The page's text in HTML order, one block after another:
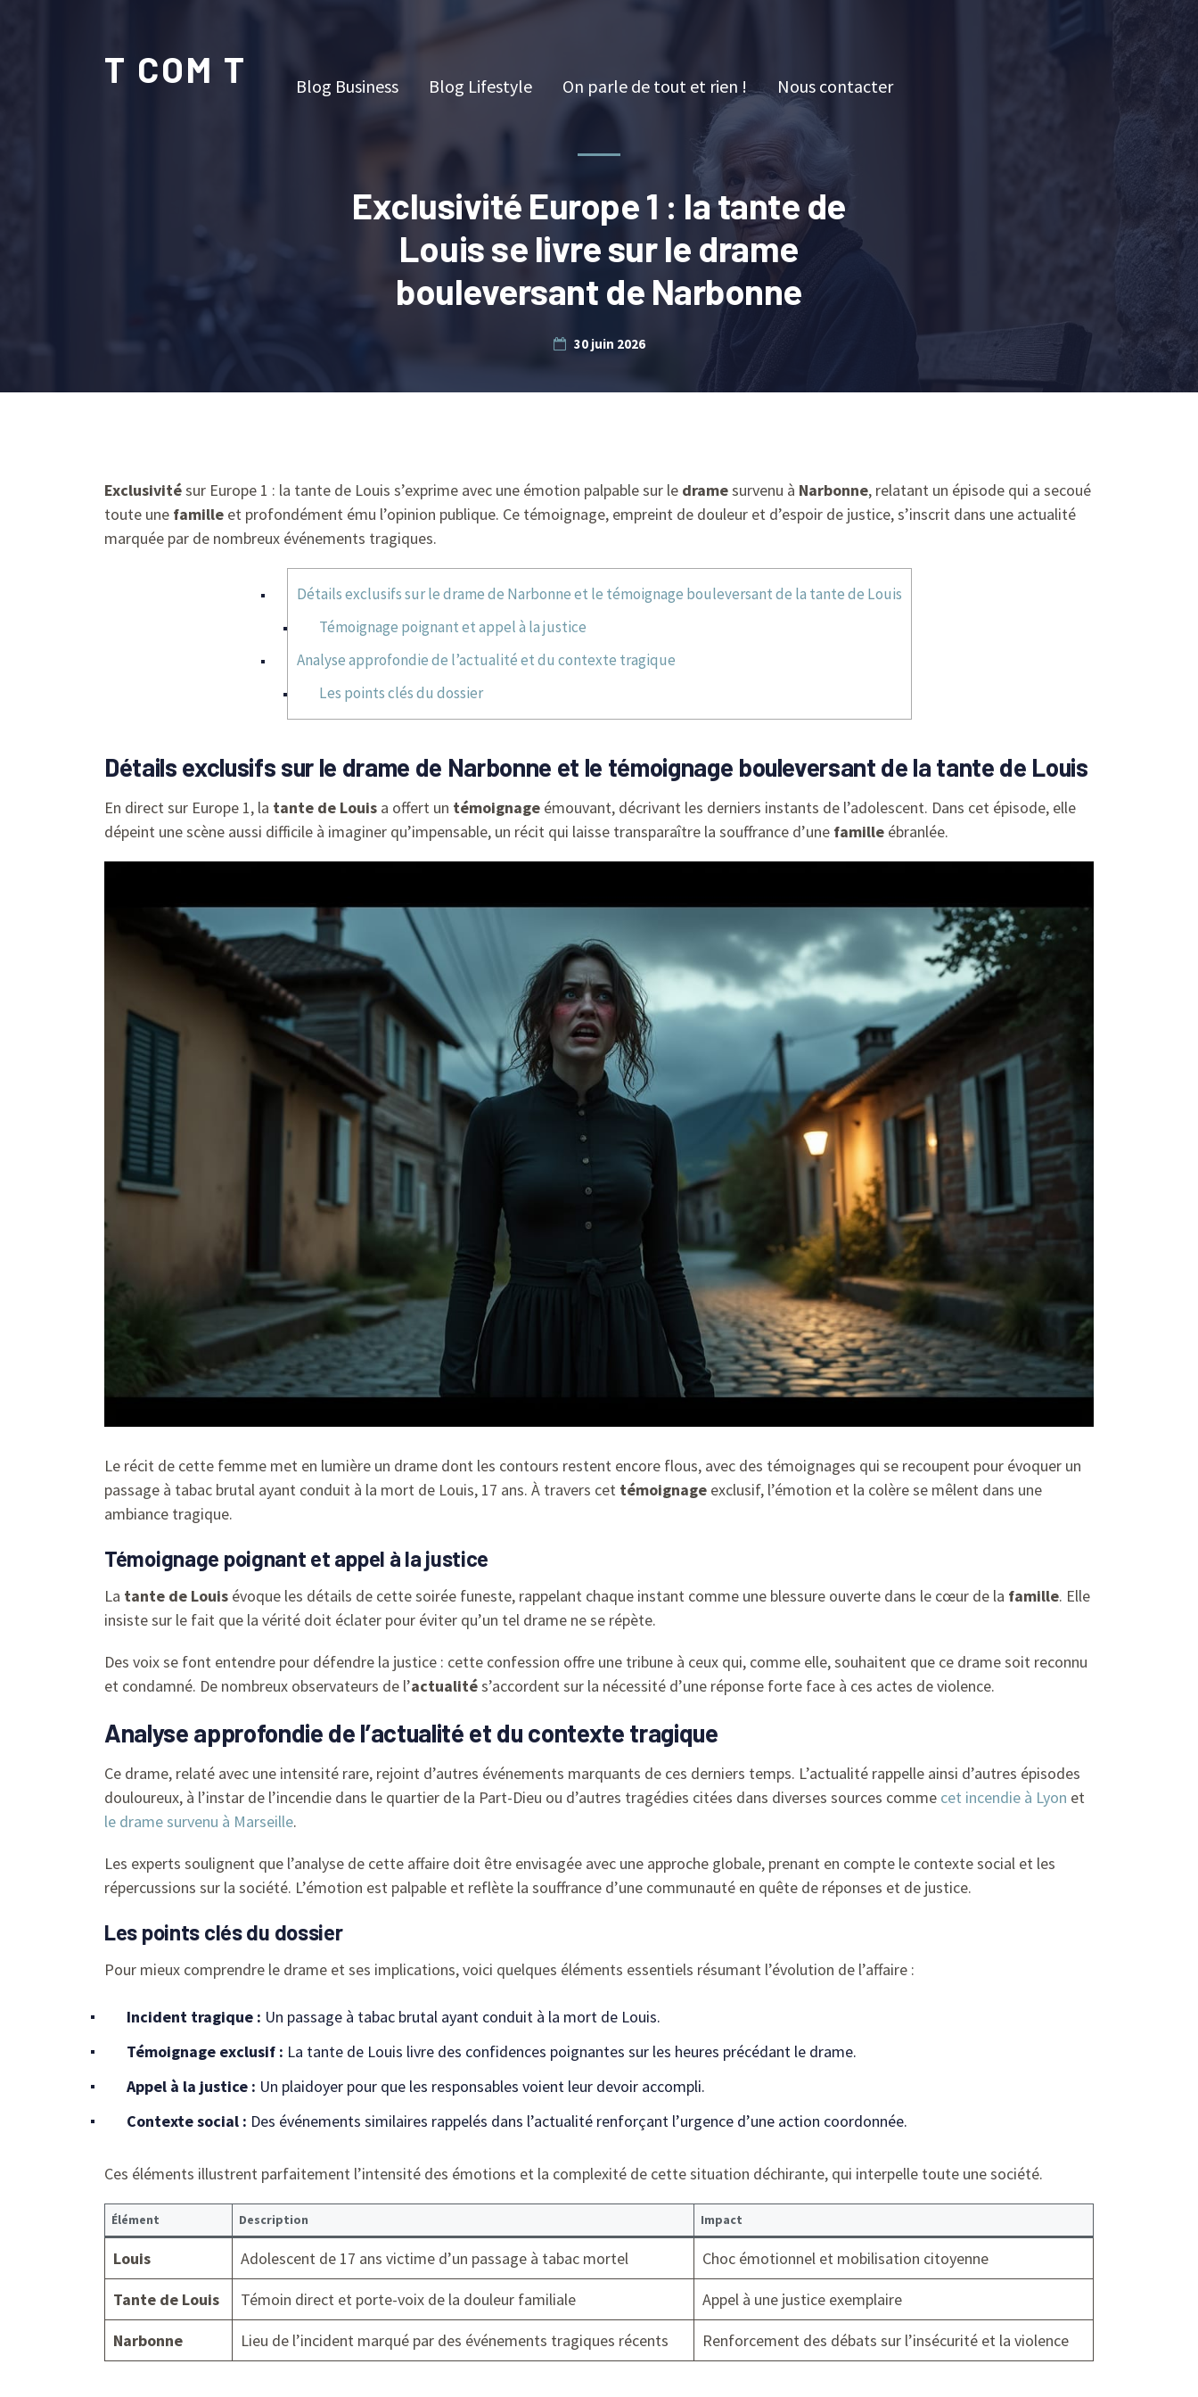
T COM T Blog Business Blog Lifestyle On parle de tout et rien ! Nous contacter
Exclusivité Europe 1 : la tante de
Louis se livre sur le drame
bouleversant de Narbonne
30 juin 2026
Exclusivitésur Europe 1 : la tante de Louis s’exprime avec une émotion palpable sur le dramesurvenu à Narbonne, relatant un épisode qui a secoué
toute une famille et profondément ému l’opinion publique. Ce témoignage, empreint de douleur et d’espoir de justice, s’inscrit dans une actualité
marquée par de nombreux événements tragiques.
Détails exclusifs sur le drame de Narbonne et le témoignage bouleversant de la tante de Louis
Témoignage poignant et appel à la justice
Analyse approfondie de l’actualité et du contexte tragique
Les points clés du dossier
Détails exclusifs sur le drame de Narbonne et le témoignage bouleversant de la tante de Louis
En direct sur Europe 1, la tante de Louis a offert un témoignage émouvant, décrivant les derniers instants de l’adolescent. Dans cet épisode, elle
dépeint une scène aussi difficile à imaginer qu’impensable, un récit qui laisse transparaître la souffrance d’une famille ébranlée.
Le récit de cette femme met en lumière un drame dont les contours restent encore flous, avec des témoignages qui se recoupent pour évoquer un
passage à tabac brutal ayant conduit à la mort de Louis, 17 ans. À travers cet témoignage exclusif, l’émotion et la colère se mêlent dans une
ambiance tragique.
Témoignage poignant et appel à la justice
La tante de Louis évoque les détails de cette soirée funeste, rappelant chaque instant comme une blessure ouverte dans le cœur de la famille. Elle
insiste sur le fait que la vérité doit éclater pour éviter qu’un tel drame ne se répète.
Des voix se font entendre pour défendre la justice : cette confession offre une tribune à ceux qui, comme elle, souhaitent que ce drame soit reconnu
et condamné. De nombreux observateurs de l’actualités’accordent sur la nécessité d’une réponse forte face à ces actes de violence.
Analyse approfondie de l’actualité et du contexte tragique
Ce drame, relaté avec une intensité rare, rejoint d’autres événements marquants de ces derniers temps. L’actualité rappelle ainsi d’autres épisodes
douloureux, à l’instar de l’incendie dans le quartier de la Part-Dieu ou d’autres tragédies citées dans diverses sources comme cet incendie à Lyon et
le drame survenu à Marseille.
Les experts soulignent que l’analyse de cette affaire doit être envisagée avec une approche globale, prenant en compte le contexte social et les
répercussions sur la société. L’émotion est palpable et reflète la souffrance d’une communauté en quête de réponses et de justice.
Les points clés du dossier
Pour mieux comprendre le drame et ses implications, voici quelques éléments essentiels résumant l’évolution de l’affaire :
Incident tragique : Un passage à tabac brutal ayant conduit à la mort de Louis.
Témoignage exclusif : La tante de Louis livre des confidences poignantes sur les heures précédant le drame.
Appel à la justice : Un plaidoyer pour que les responsables voient leur devoir accompli.
Contexte social : Des événements similaires rappelés dans l’actualité renforçant l’urgence d’une action coordonnée.
Ces éléments illustrent parfaitement l’intensité des émotions et la complexité de cette situation déchirante, qui interpelle toute une société.
Élément Description Impact
Louis Adolescent de 17 ans victime d’un passage à tabac mortel
Choc émotionnel et mobilisation citoyenne
Tante de Louis
Témoin direct et porte-voix de la douleur familiale
Appel à une justice exemplaire
Narbonne
Lieu de l’incident marqué par des événements tragiques récents Renforcement des débats sur l’insécurité et la violence